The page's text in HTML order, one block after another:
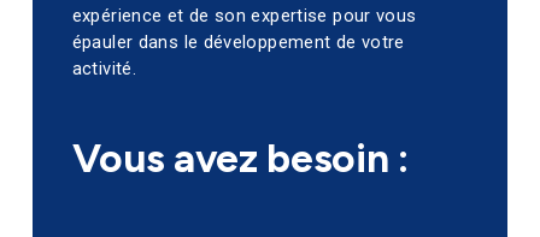
expérience et de son expertise pour vous
épauler dans le développement de votre
activité.
Vous avez besoin :